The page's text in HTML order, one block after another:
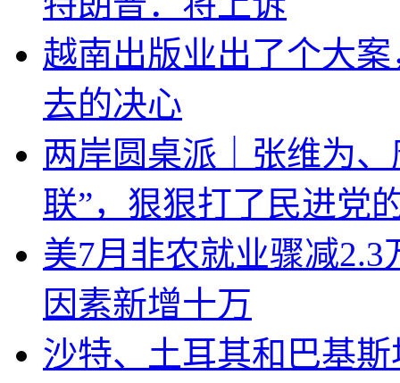
越南出版业出了个大
去的决心
两岸圆桌派｜张维为
联”，狠狠打了民进党
美7月非农就业骤减
因素新增十万
沙特、土耳其和巴基